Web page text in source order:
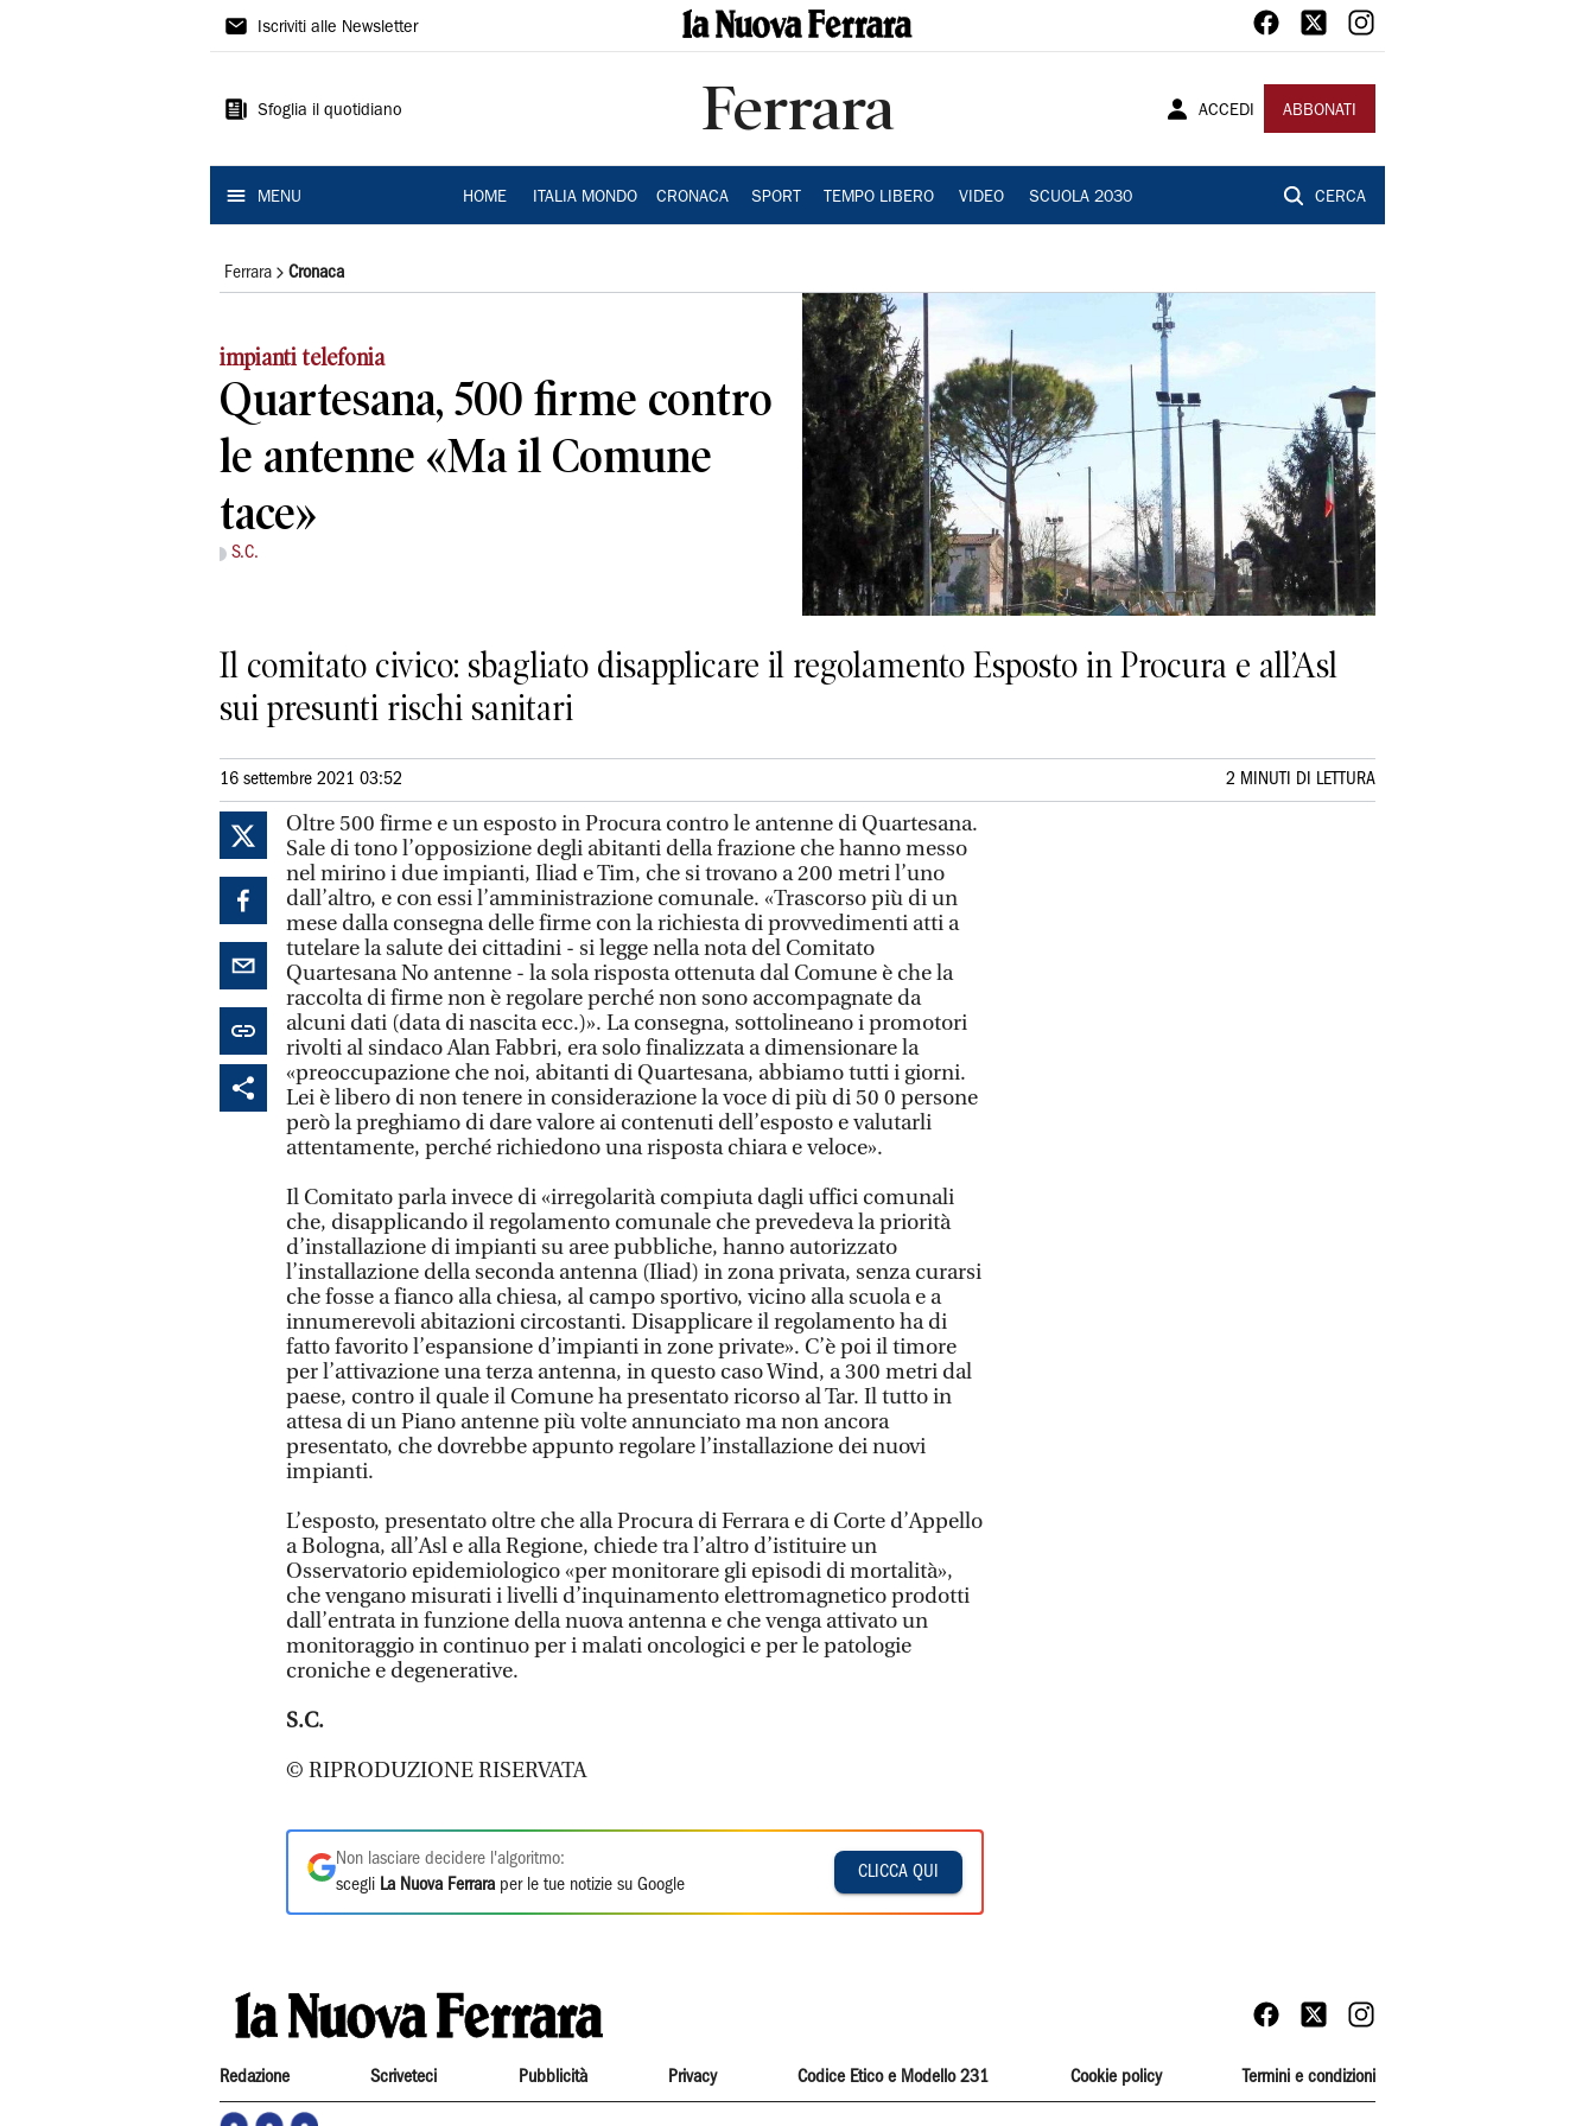
La
Ferrara
Iscriviti alle Newsletter
Sfoglia il quotidiano Ferrara ACCEDI ABBONATI
MENU HOME ITALIA MONDO CRONACA SPORT TEMPO LIBERO VIDEO SCUOLA 2030 CERCA
Ferrara Cronaca
impianti telefonia
Quartesana, 500 firme contro
le antenne «Ma il Comune
tace»
S.C.
Il comitato civico: sbagliato disapplicare il regolamento Esposto in Procura e all’Asl
sui presunti rischi sanitari
16 settembre 2021 03:52 2 MINUTI DI LETTURA
Oltre 500 firme e un esposto in Procura contro le antenne di Quartesana.
Sale di tono l’opposizione degli abitanti della frazione che hanno messo
nel mirino i due impianti, Iliad e Tim, che si trovano a 200 metri l’uno
dall’altro, e con essi l’amministrazione comunale. «Trascorso più di un
mese dalla consegna delle firme con la richiesta di provvedimenti atti a
tutelare la salute dei cittadini - si legge nella nota del Comitato
Quartesana No antenne - la sola risposta ottenuta dal Comune è che la
raccolta di firme non è regolare perché non sono accompagnate da
alcuni dati (data di nascita ecc.)». La consegna, sottolineano i promotori
rivolti al sindaco Alan Fabbri, era solo finalizzata a dimensionare la
«preoccupazione che noi, abitanti di Quartesana, abbiamo tutti i giorni.
Lei è libero di non tenere in considerazione la voce di più di 50 0 persone
però la preghiamo di dare valore ai contenuti dell’esposto e valutarli
attentamente, perché richiedono una risposta chiara e veloce».
Il Comitato parla invece di «irregolarità compiuta dagli uffici comunali
che, disapplicando il regolamento comunale che prevedeva la priorità
d’installazione di impianti su aree pubbliche, hanno autorizzato
l’installazione della seconda antenna (Iliad) in zona privata, senza curarsi
che fosse a fianco alla chiesa, al campo sportivo, vicino alla scuola e a
innumerevoli abitazioni circostanti. Disapplicare il regolamento ha di
fatto favorito l’espansione d’impianti in zone private». C’è poi il timore
per l’attivazione una terza antenna, in questo caso Wind, a 300 metri dal
paese, contro il quale il Comune ha presentato ricorso al Tar. Il tutto in
attesa di un Piano antenne più volte annunciato ma non ancora
presentato, che dovrebbe appunto regolare l’installazione dei nuovi
impianti.
L’esposto, presentato oltre che alla Procura di Ferrara e di Corte d’Appello
a Bologna, all’Asl e alla Regione, chiede tra l’altro d’istituire un
Osservatorio epidemiologico «per monitorare gli episodi di mortalità»,
che vengano misurati i livelli d’inquinamento elettromagnetico prodotti
dall’entrata in funzione della nuova antenna e che venga attivato un
monitoraggio in continuo per i malati oncologici e per le patologie
croniche e degenerative.
S.C.
© RIPRODUZIONE RISERVATA
Non lasciare decidere l'algoritmo:
scegli La Nuova Ferrara per le tue notizie su Google
CLICCA QUI
Redazione Scriveteci Pubblicità Privacy Codice Etico e Modello 231 Cookie policy Termini e condizioni